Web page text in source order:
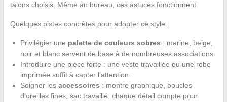
talons choisis. Même au bureau, ces astuces fonctionnent.
Quelques pistes concrètes pour adopter ce style :
Privilégier une palette de couleurs sobres : marine, beige,
noir et blanc servent de base à de nombreuses associations.
Introduire une pièce forte : une veste travaillée ou une robe
imprimée suffit à capter l’attention.
Soigner les accessoires : montre graphique, boucles
d’oreilles fines, sac travaillé, chaque détail compte pour